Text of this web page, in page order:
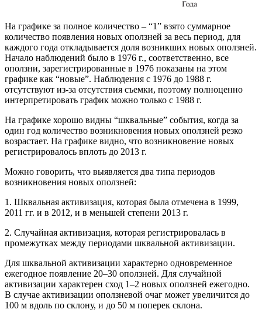
На графике за полное количество – “1” взято суммарное
количество появления новых оползней за весь период, для
каждого года откладывается доля возникших новых оползней.
Начало наблюдений было в 1976 г., соответственно, все
оползни, зарегистрированные в 1976 показаны на этом
графике как “новые”. Наблюдения с 1976 до 1988 г.
отсутствуют из-за отсутствия съемки, поэтому полноценно
интерпретировать график можно только с 1988 г.
На графике хорошо видны “шквальные” события, когда за
один год количество возникновения новых оползней резко
возрастает. На графике видно, что возникновение новых
регистрировалось вплоть до 2013 г.
Можно говорить, что выявляется два типа периодов
возникновения новых оползней:
1. Шквальная активизация, которая была отмечена в 1999,
2011 гг. и в 2012, и в меньшей степени 2013 г.
2. Случайная активизация, которая регистрировалась в
промежутках между периодами шквальной активизации.
Для шквальной активизации характерно одновременное
ежегодное появление 20–30 оползней. Для случайной
активизации характерен сход 1–2 новых оползней ежегодно.
В случае активизации оползневой очаг может увеличится до
100 м вдоль по склону, и до 50 м поперек склона.